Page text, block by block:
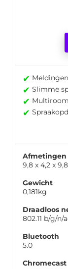
✔
✔ Slimme
✔
✔
Afmetingen
9,8 x 4,2 x
Gewicht
0,181kg
Draadloos
802.11 b/g/n/
Bluetooth
5.0
Chromecast